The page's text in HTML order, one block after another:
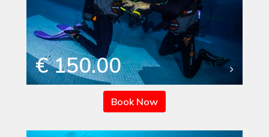
€ 150.00
Book Now